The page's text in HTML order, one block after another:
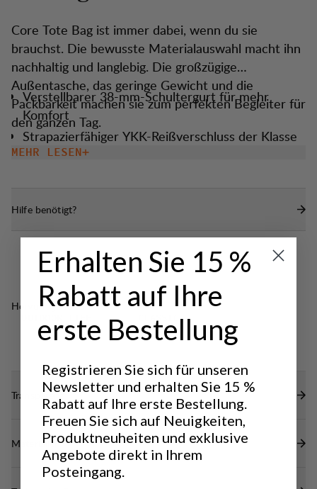
Core Tote Bag ist immer dabei, wenn du sie
brauchst. Die bewusste Materialauswahl macht ihn
nachhaltig und langlebig. Die großzügige
Außentasche, das geringe Gewicht und die
Packbarkeit machen sie zum perfekten Begleiter für
den ganzen Tag.
Verstellbarer 38-mm-Schultergurt für mehr
Komfort
Strapazierfähiger YKK-Reißverschluss der Klasse
10 am Hauptfach für problemlosen jahrelangen
Schlüsselclip
MEHR LESEN
Hilfe benötigt?
Hervorragend für
OUTDOOR LIFE
CLASSIC
TREKKING
Transparenz
Materialien
Erhalten Sie 15 %
Rabatt auf Ihre
erste Bestellung
Registrieren Sie sich für unseren
Newsletter und erhalten Sie 15 %
Rabatt auf Ihre erste Bestellung.
Freuen Sie sich auf Neuigkeiten,
Produktneuheiten und exklusive
Angebote direkt in Ihrem
Posteingang.